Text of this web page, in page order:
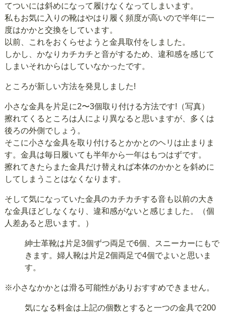
てついには斜めになって履けなくなってしまいます。
私もお気に入りの靴はやはり履く頻度が高いので半年に一
度はかかと交換をしています。
以前、これをおくらせようと金具取付をしました。
しかし、かなりカチカチと音がするため、違和感を感じて
しまいそれからはしていなかったです。
ところが新しい方法を発見しました!
小さな金具を片足に2〜3個取り付ける方法です!（写真）
擦れてくるところは人により異なると思いますが、多くは
後ろの外側でしょう。
そこに小さな金具を取り付けるとかかとのヘリは止まりま
す。金具は毎日履いても半年から一年はもつはずです。
擦れてきたらまた金具だけ替えれば本体のかかとを斜めに
してしまうことはなくなります。
そして気になっていた金具のカチカチする音も以前の大き
な金具ほどしなくなり、違和感がないと感じました。（個
人差あると思います。）
紳士革靴は片足3個ずつ両足で6個、スニーカーにもで
きます。婦人靴は片足2個両足で4個でよいと思いま
す。
※小さなかかとは滑る可能性がありおすすめできません。
気になる料金は上記の個数とすると一つの金具で200